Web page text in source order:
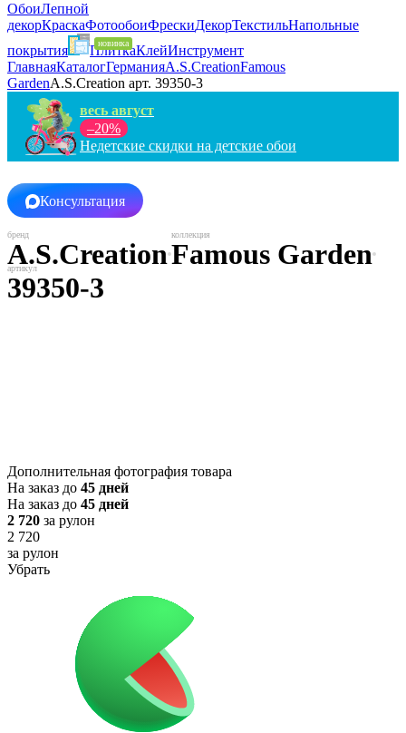
ОбоиЛепной
декорКраскаФотообоиФрескиДекорТекстильНапольные
покрытия
ПлиткаКлейИнструмент
ГлавнаяКаталогГерманияA.S.CreationFamous
GardenA.S.Creation арт. 39350-3
весь август
–20%
Недетские скидки на детские обои
Консультация
A.S.CreationFamous Garden
39350-3
Дополнительная фотография товара
На заказ до 45 дней
На заказ до 45 дней
2 720 за рулон
2 720
за рулон
Убрать